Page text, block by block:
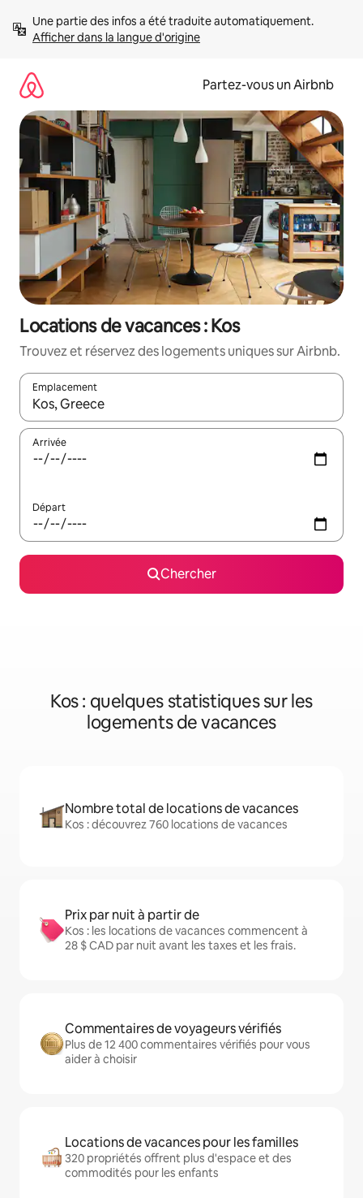
directement
Afficher dans la langue d'origine
Partez-vous un Airbnb
Locations de vacances : Kos
Trouvez et réservez des logements uniques sur Airbnb.
Emplacement
Quand les résultats sont affichés, parcourez-les en utilisant
Arrivée
Départ
Chercher
Kos : quelques statistiques sur les
logements de vacances
Nombre total de locations de vacances
Kos : découvrez 760 locations de vacances
Prix par nuit à partir de
Kos : les locations de vacances commencent à
28 $ CAD par nuit avant les taxes et les frais.
Commentaires de voyageurs vérifiés
Plus de 12 400 commentaires vérifiés pour vous
aider à choisir
Locations de vacances pour les familles
320 propriétés offrent plus d'espace et des
commodités pour les enfants